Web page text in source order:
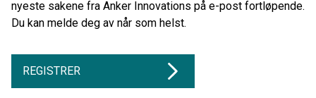
nyeste sakene fra Anker Innovations på e-post fortløpende.
Du kan melde deg av når som helst.
REGISTRER